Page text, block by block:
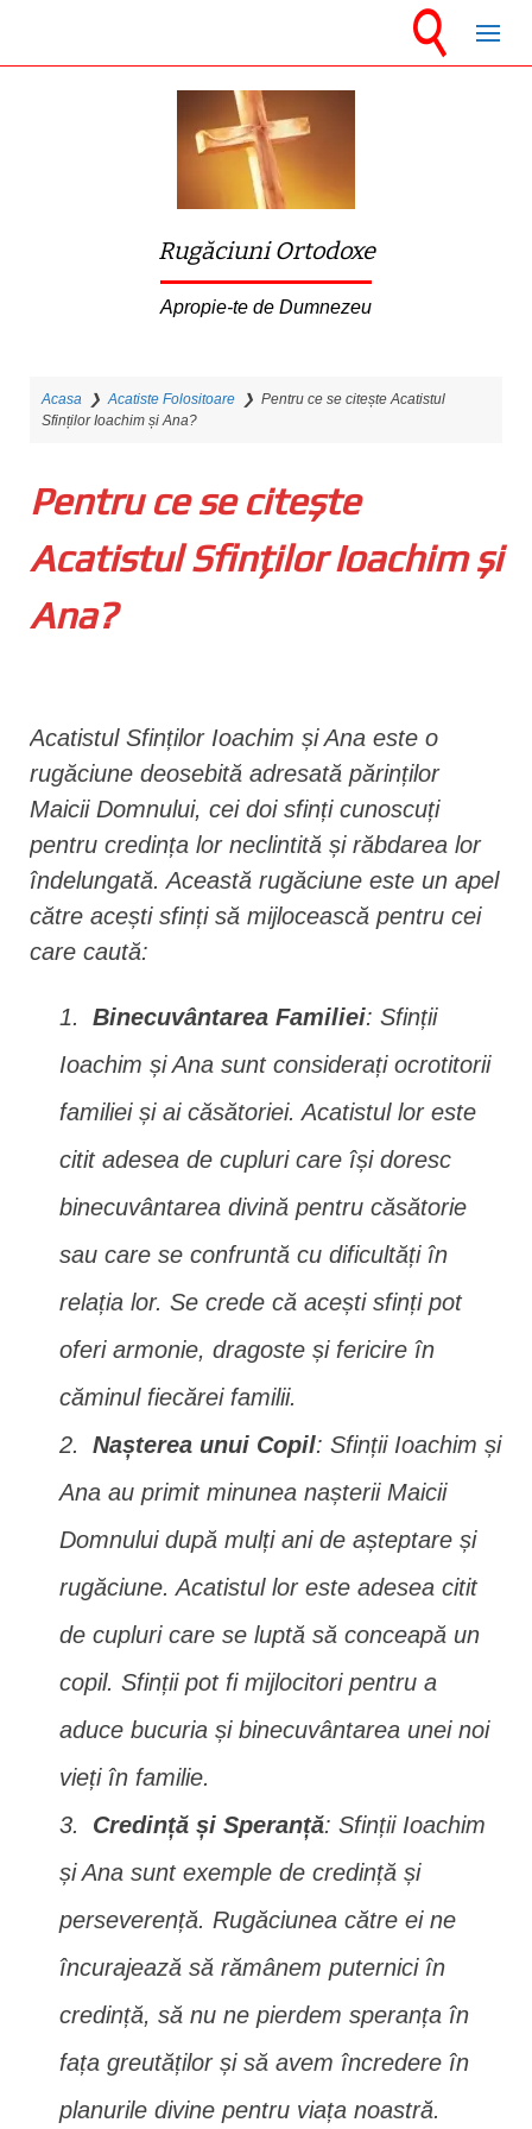
Rugăciuni Ortodoxe
Apropie-te de Dumnezeu
Acasa ❯Acatiste Folositoare ❯ Pentru ce se citește Acatistul
Sfinților Ioachim și Ana?
Pentru ce se citește
Acatistul Sfinților Ioachim și
Ana?
Acatistul Sfinților Ioachim și Ana este o
rugăciune deosebită adresată părinților
Maicii Domnului, cei doi sfinți cunoscuți
pentru credința lor neclintită și răbdarea lor
îndelungată. Această rugăciune este un apel
către acești sfinți să mijlocească pentru cei
care caută:
Binecuvântarea Familiei: Sfinții
Ioachim și Ana sunt considerați ocrotitorii
familiei și ai căsătoriei. Acatistul lor este
citit adesea de cupluri care își doresc
binecuvântarea divină pentru căsătorie
sau care se confruntă cu dificultăți în
relația lor. Se crede că acești sfinți pot
oferi armonie, dragoste și fericire în
căminul fiecărei familii.
Nașterea unui Copil: Sfinții Ioachim și
Ana au primit minunea nașterii Maicii
Domnului după mulți ani de așteptare și
rugăciune. Acatistul lor este adesea citit
de cupluri care se luptă să conceapă un
copil. Sfinții pot fi mijlocitori pentru a
aduce bucuria și binecuvântarea unei noi
vieți în familie.
Credință și Speranță: Sfinții Ioachim
și Ana sunt exemple de credință și
perseverență. Rugăciunea către ei ne
încurajează să rămânem puternici în
credință, să nu ne pierdem speranța în
fața greutăților și să avem încredere în
planurile divine pentru viața noastră.